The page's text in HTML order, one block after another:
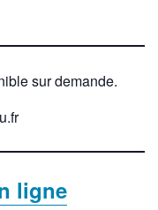
sur demande.
ligne